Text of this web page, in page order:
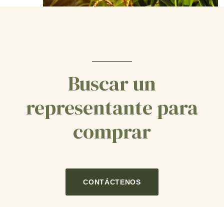
Buscar un
representante para
comprar
CONTÁCTENOS